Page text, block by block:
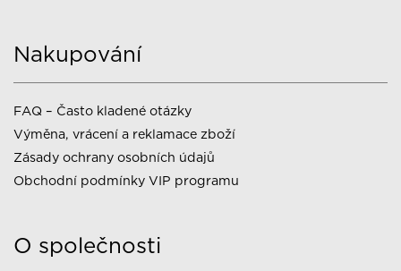
Nakupování
FAQ – Často kladené otázky
Výměna, vrácení a reklamace zboží
Zásady ochrany osobních údajů
Obchodní podmínky VIP programu
O společnosti